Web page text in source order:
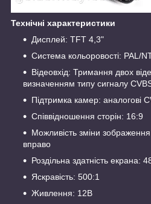
Технічні характеристики
Дисплей: TFT 4,3"
Система кольоровості: PAL/
Відеовхід: Тримання двох
визначенням типу сигналу
Підтримка камер: аналогові
Співвідношення сторін: 16:9
Можливість зміни зображення
вправо
Роздільна здатність екрана:
Яскравість: 500:1
Живлення: 12В